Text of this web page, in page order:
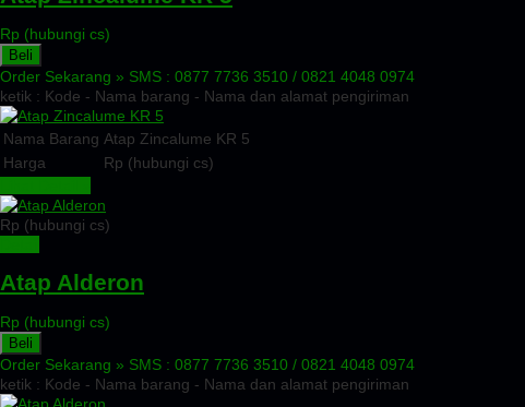
Rp (hubungi cs)
Beli
Order Sekarang » SMS : 0877 7736 3510 / 0821 4048 0974
ketik : Kode - Nama barang - Nama dan alamat pengiriman
Nama Barang Atap Zincalume KR 5
Harga
Rp (hubungi cs)
Rp (hubungi cs)
Atap Alderon
Rp (hubungi cs)
Beli
Order Sekarang » SMS : 0877 7736 3510 / 0821 4048 0974
ketik : Kode - Nama barang - Nama dan alamat pengiriman